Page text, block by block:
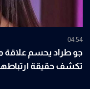
04:54
جو طراد يحسم علاقة
تكشف حقيقة